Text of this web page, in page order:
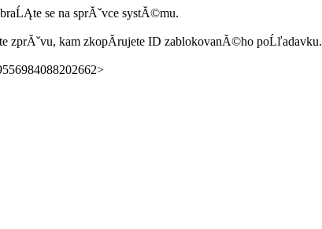
se na sprĂˇvce systĂ©mu.
zprĂˇvu, kam zkopĂ­rujete ID zablokovanĂ©ho poĹľadavku.